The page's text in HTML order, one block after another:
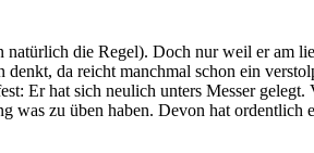
die Regel). Doch nur weil er am
da reicht manchmal schon ein
Er hat sich neulich unters Messer
was zu üben haben. Devon hat